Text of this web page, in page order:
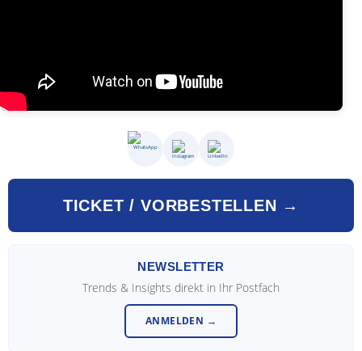
TICKET / VORBESTELLEN →
NEWSLETTER
Trends & Insights direkt in Ihr Postfach
ANMELDEN →